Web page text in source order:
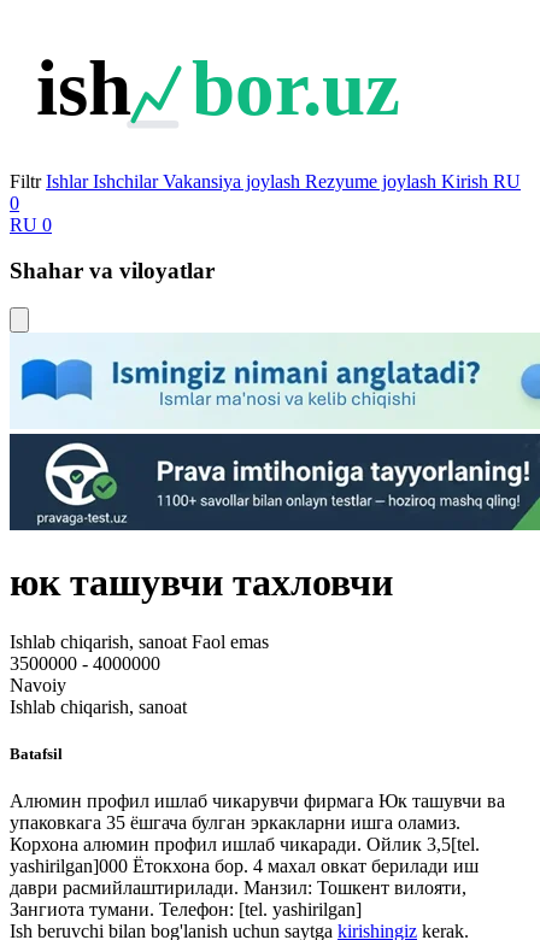
ish bor.uz
Filtr Ishlar Ishchilar Vakansiya joylash Rezyume joylash Kirish RU
0
RU 0
Shahar va viloyatlar
юк ташувчи тахловчи
Ishlab chiqarish, sanoat Faol emas
3500000 - 4000000
Navoiy
Ishlab chiqarish, sanoat
Batafsil
Алюмин профил ишлаб чикарувчи фирмага Юк ташувчи ва
упаковкага 35 ёшгача булган эркакларни ишга оламиз.
Корхона алюмин профил ишлаб чикаради. Ойлик 3,5[tel.
yashirilgan]000 Ётокхона бор. 4 махал овкат берилади иш
даври расмийлаштирилади. Манзил: Тошкент вилояти,
Зангиота тумани. Телефон: [tel. yashirilgan]
Ish beruvchi bilan bog'lanish uchun saytga kirishingiz kerak.